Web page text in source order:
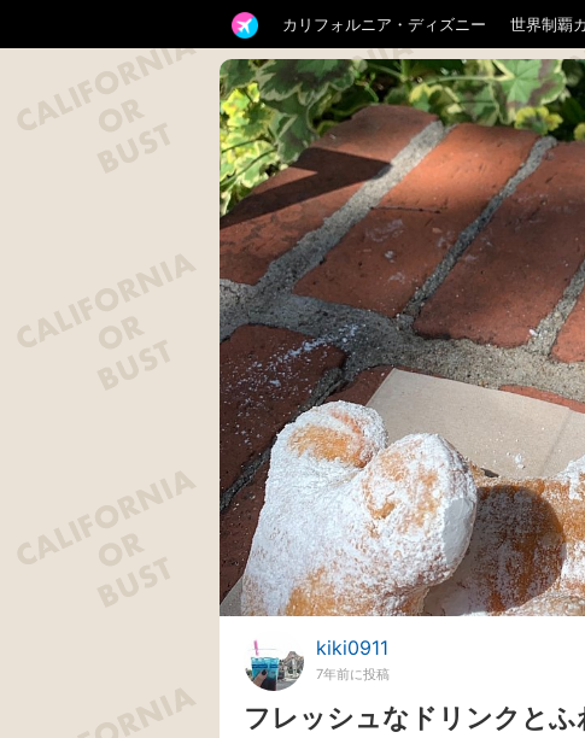
カリフォルニア・ディズニー 世界制覇
kiki0911
7年前に投稿
フレッシュなドリンクと